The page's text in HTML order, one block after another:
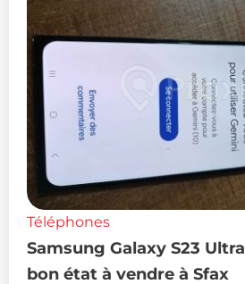
Téléphones
Samsung Galaxy S23
bon état à vendre à Sfax